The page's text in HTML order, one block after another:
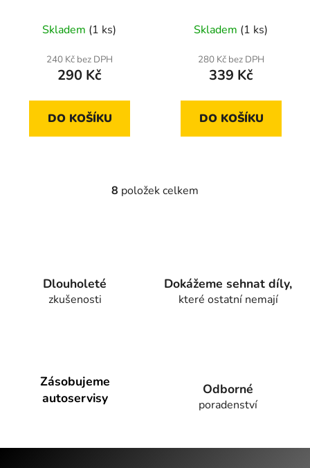
Skladem (1 ks)
240 Kč bez DPH
290 Kč
DO KOŠÍKU
Skladem (1 ks)
280 Kč bez DPH
339 Kč
DO KOŠÍKU
O
8 položek celkem
Dlouholeté
zkušenosti
Dokážeme sehnat díly,
které ostatní nemají
Zásobujeme
autoservisy
Odborné
poradenství